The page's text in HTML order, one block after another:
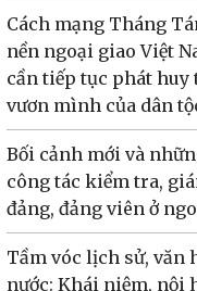
Cách mạng Tháng
nền ngoại giao Việt
cần tiếp tục phát
vươn mình của dân
Bối cảnh mới và
công tác kiểm tra,
đảng, đảng viên ở
Tầm vóc lịch sử, văn
nước: Khái niệm, nội